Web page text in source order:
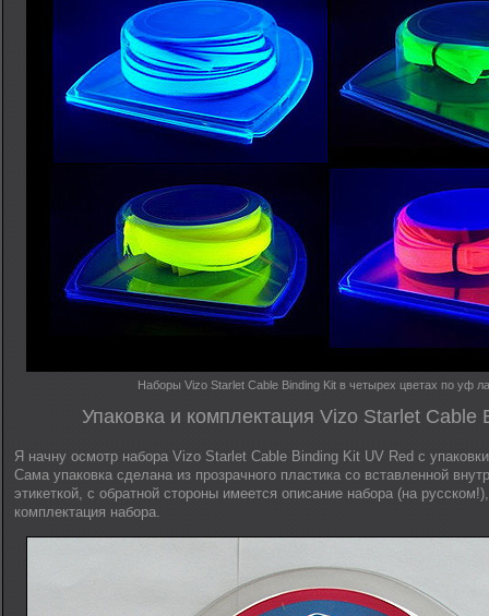
Наборы Vizo Starlet Cable Binding Kit в четырех цветах по уф
Упаковка и комплектация Vizo Starlet Cable
Я начну осмотр набора Vizo Starlet Cable Binding Kit UV Red с
Сама упаковка сделана из прозрачного пластика со вставленной
этикеткой, с обратной стороны имеется описание набора (на
комплектация набора.